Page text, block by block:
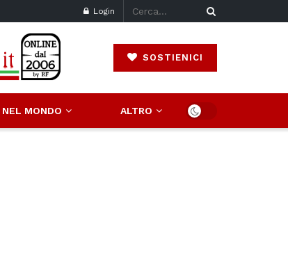
Login
SOSTIENICI
NEL MONDO ALTRO